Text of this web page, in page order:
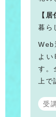
【
暮ら
Web
よ
す。
上
受